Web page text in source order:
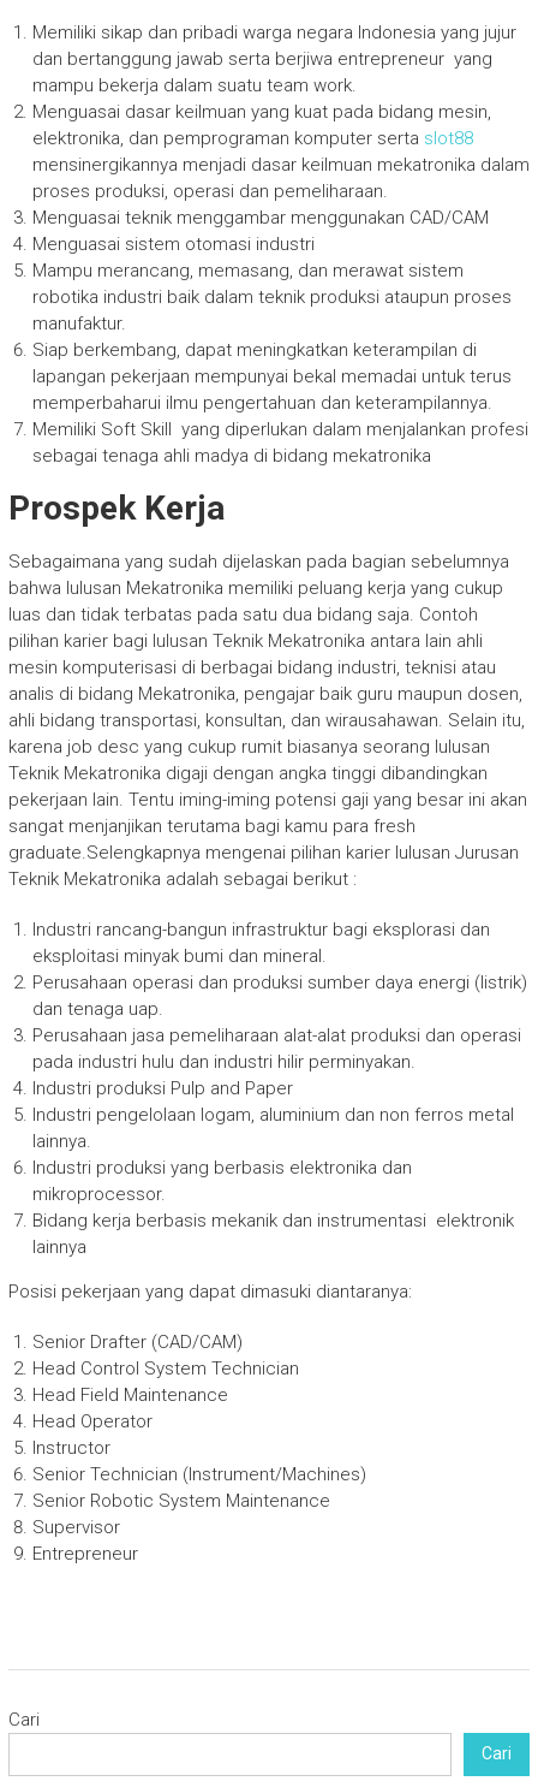
Memiliki sikap dan pribadi warga negara Indonesia yang jujur
dan bertanggung jawab serta berjiwa entrepreneur yang
mampu bekerja dalam suatu team work.
Menguasai dasar keilmuan yang kuat pada bidang mesin,
elektronika, dan pemprograman komputer serta slot88
mensinergikannya menjadi dasar keilmuan mekatronika dalam
proses produksi, operasi dan pemeliharaan.
Menguasai teknik menggambar menggunakan CAD/CAM
Menguasai sistem otomasi industri
Mampu merancang, memasang, dan merawat sistem
robotika industri baik dalam teknik produksi ataupun proses
manufaktur.
Siap berkembang, dapat meningkatkan keterampilan di
lapangan pekerjaan mempunyai bekal memadai untuk terus
memperbaharui ilmu pengertahuan dan keterampilannya.
Memiliki Soft Skill yang diperlukan dalam menjalankan profesi
sebagai tenaga ahli madya di bidang mekatronika
Prospek Kerja
Sebagaimana yang sudah dijelaskan pada bagian sebelumnya
bahwa lulusan Mekatronika memiliki peluang kerja yang cukup
luas dan tidak terbatas pada satu dua bidang saja. Contoh
pilihan karier bagi lulusan Teknik Mekatronika antara lain ahli
mesin komputerisasi di berbagai bidang industri, teknisi atau
analis di bidang Mekatronika, pengajar baik guru maupun dosen,
ahli bidang transportasi, konsultan, dan wirausahawan. Selain itu,
karena job desc yang cukup rumit biasanya seorang lulusan
Teknik Mekatronika digaji dengan angka tinggi dibandingkan
pekerjaan lain. Tentu iming-iming potensi gaji yang besar ini akan
sangat menjanjikan terutama bagi kamu para fresh
graduate.Selengkapnya mengenai pilihan karier lulusan Jurusan
Teknik Mekatronika adalah sebagai berikut :
Industri rancang-bangun infrastruktur bagi eksplorasi dan
eksploitasi minyak bumi dan mineral.
Perusahaan operasi dan produksi sumber daya energi (listrik)
dan tenaga uap.
Perusahaan jasa pemeliharaan alat-alat produksi dan operasi
pada industri hulu dan industri hilir perminyakan.
Industri produksi Pulp and Paper
Industri pengelolaan logam, aluminium dan non ferros metal
lainnya.
Industri produksi yang berbasis elektronika dan
mikroprocessor.
Bidang kerja berbasis mekanik dan instrumentasi elektronik
lainnya
Posisi pekerjaan yang dapat dimasuki diantaranya:
Senior Drafter (CAD/CAM)
Head Control System Technician
Head Field Maintenance
Head Operator
Instructor
Senior Technician (Instrument/Machines)
Senior Robotic System Maintenance
Supervisor
Entrepreneur
Cari
Cari